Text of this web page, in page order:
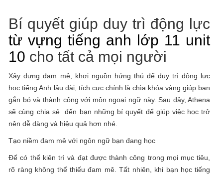
Bí quyết giúp duy trì động lực
từ vựng tiếng anh lớp 11 unit
10 cho tất cả mọi người
Xây dựng đam mê, khơi nguồn hứng thú để duy trì động lực
học tiếng Anh lâu dài, tích cực chính là chìa khóa vàng giúp bạn
gắn bó và thành công với môn ngoại ngữ này. Sau đây, Athena
sẽ cùng chia sẻ đến bạn những bí quyết để giúp việc học trở
nên dễ dàng và hiệu quả hơn nhé.
Tạo niềm đam mê với ngôn ngữ bạn đang học
Để có thể kiên trì và đạt được thành công trong mọi mục tiêu,
rõ ràng không thể thiếu đam mê. Tất nhiên, khi bạn học tiếng